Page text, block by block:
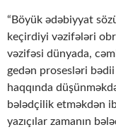
“Böyük ədəbiyyat
keçirdiyi vəzifələri
vəzifəsi dünyada,
gedən prosesləri
haqqında
bələdçilik etməkdən
yazıçılar zamanın